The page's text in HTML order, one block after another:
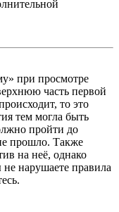
при просмотре
часть первой
то это
тем могла быть
пройти до
прошло. Также
на неё, однако
не нарушаете правила